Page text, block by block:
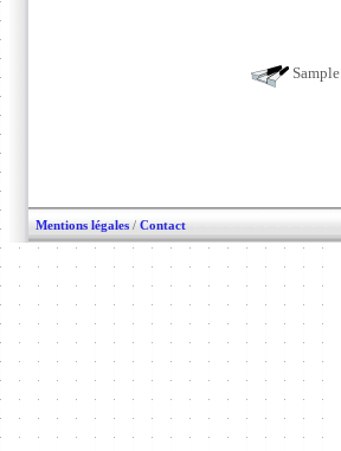
Sample
Mentions légales / Contact